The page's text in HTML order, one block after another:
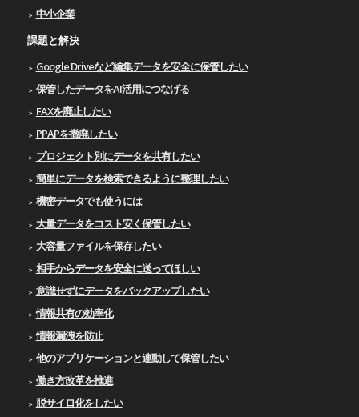
中小企業
課題と解決
Google Driveなど編集データを安全に保管したい
保管したデータをAI活用につなげる
FAXを廃止したい
PPAPを撤廃したい
プロジェクト別にデータを共有したい
簡単にデータを検索できるように整理したい
機密データでも使うには
大量データをコスト安く保管したい
大容量ファイルを保存したい
相手からデータを安全に送ってほしい
意識せずにデータをバックアップしたい
情報共有の効率化
情報漏洩を防止
他のアプリケーションと連動して保管したい
働き方改革を推進
脱サイロ化をしたい